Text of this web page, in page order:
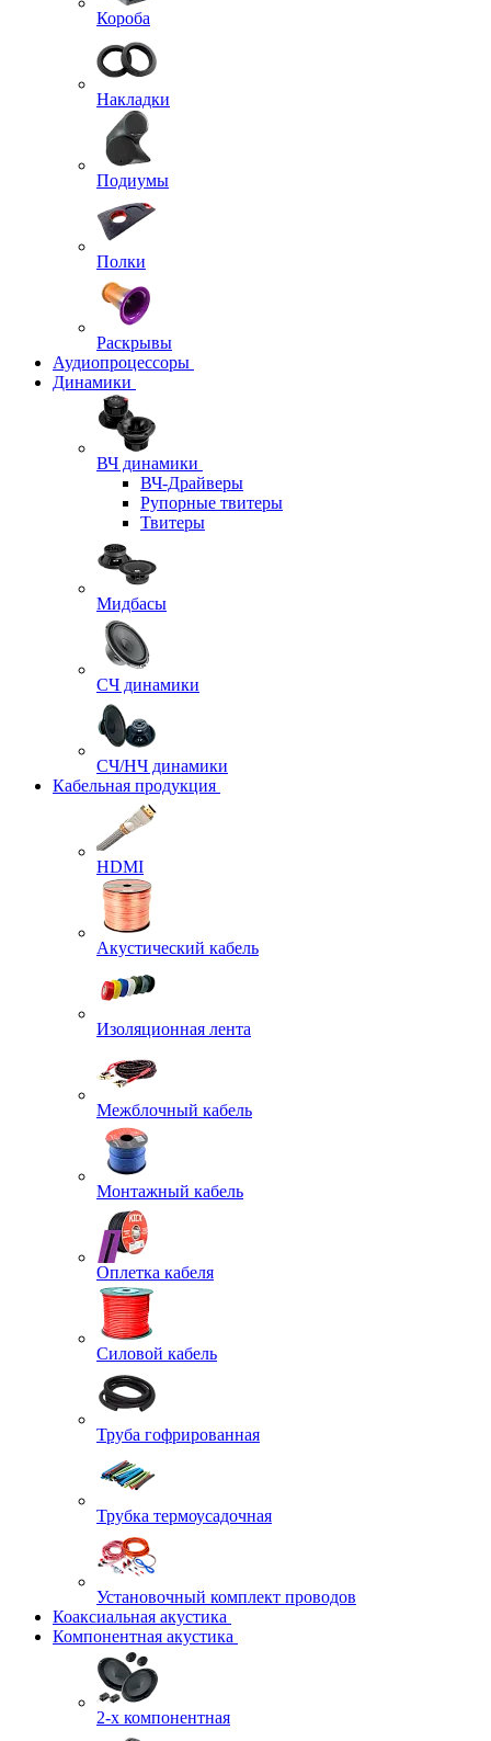
Короба
Накладки
Подиумы
Полки
Раскрывы
Аудиопроцессоры
Динамики
ВЧ динамики
ВЧ-Драйверы
Рупорные твитеры
Твитеры
Мидбасы
СЧ динамики
СЧ/НЧ динамики
Кабельная продукция
HDMI
Акустический кабель
Изоляционная лента
Межблочный кабель
Монтажный кабель
Оплетка кабеля
Силовой кабель
Труба гофрированная
Трубка термоусадочная
Установочный комплект проводов
Коаксиальная акустика
Компонентная акустика
2-х компонентная